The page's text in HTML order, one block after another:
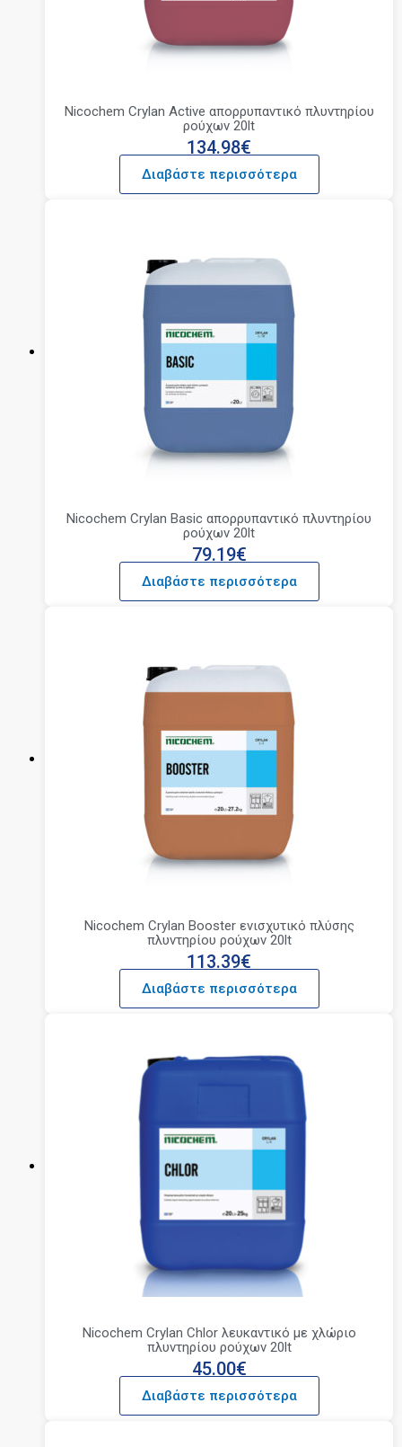
Nicochem Crylan Active απορρυπαντικό πλυντηρίου
ρούχων 20lt
134.98€
Διαβάστε περισσότερα
Nicochem Crylan Basic απορρυπαντικό πλυντηρίου
ρούχων 20lt
79.19€
Διαβάστε περισσότερα
Nicochem Crylan Booster ενισχυτικό πλύσης
πλυντηρίου ρούχων 20lt
113.39€
Διαβάστε περισσότερα
Nicochem Crylan Chlor λευκαντικό με χλώριο
πλυντηρίου ρούχων 20lt
45.00€
Διαβάστε περισσότερα